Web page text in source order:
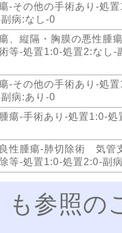
-その他の手術あり-処
病:なし-0
、縦隔・胸膜の悪性腫
等-処置1:0-処置2:なし-
-その他の手術あり-処
病:あり-0
瘍-手術あり-処置1:0-処
性腫瘍-肺切除術 気管
等-処置1:0-処置2:0-副
も参照の